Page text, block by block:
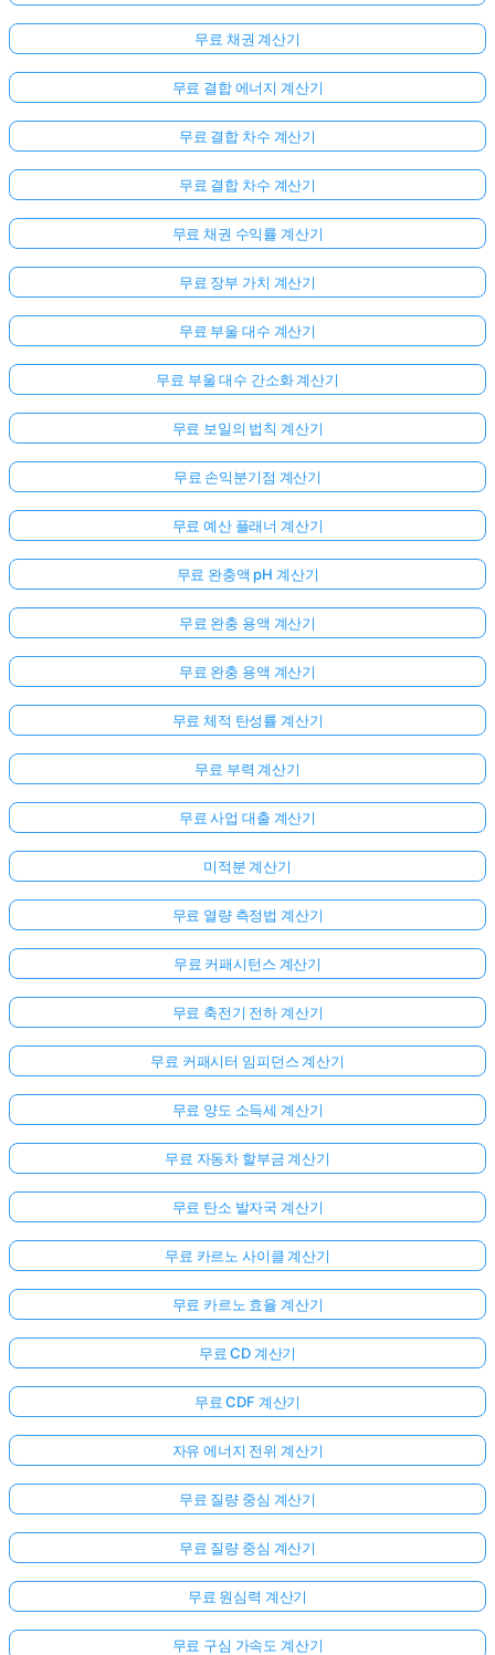
없
습
니
다
무료 채권 계산기
무료 결합 에너지 계산기
무료 결합 차수 계산기
무료 결합 차수 계산기
무료 채권 수익률 계산기
무료 장부 가치 계산기
무료 부울 대수 계산기
무료 부울 대수 간소화 계산기
무료 보일의 법칙 계산기
무료 손익분기점 계산기
무료 예산 플래너 계산기
무료 완충액 pH 계산기
무료 완충 용액 계산기
무료 완충 용액 계산기
무료 체적 탄성률 계산기
무료 부력 계산기
무료 사업 대출 계산기
미적분 계산기
무료 열량 측정법 계산기
무료 커패시턴스 계산기
무료 축전기 전하 계산기
무료 커패시터 임피던스 계산기
무료 양도 소득세 계산기
무료 자동차 할부금 계산기
무료 탄소 발자국 계산기
무료 카르노 사이클 계산기
무료 카르노 효율 계산기
무료 CD 계산기
무료 CDF 계산기
자유 에너지 전위 계산기
무료 질량 중심 계산기
무료 질량 중심 계산기
무료 원심력 계산기
무료 구심 가속도 계산기